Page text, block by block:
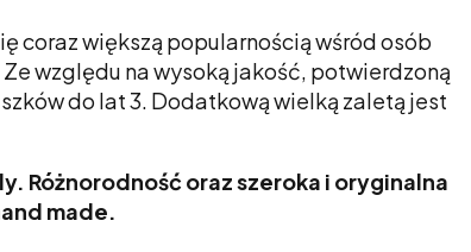
coraz większą popularnością wśród osób
względu na wysoką jakość, potwierdzoną
do lat 3. Dodatkową wielką zaletą jest
Różnorodność oraz szeroka i oryginalna
made.